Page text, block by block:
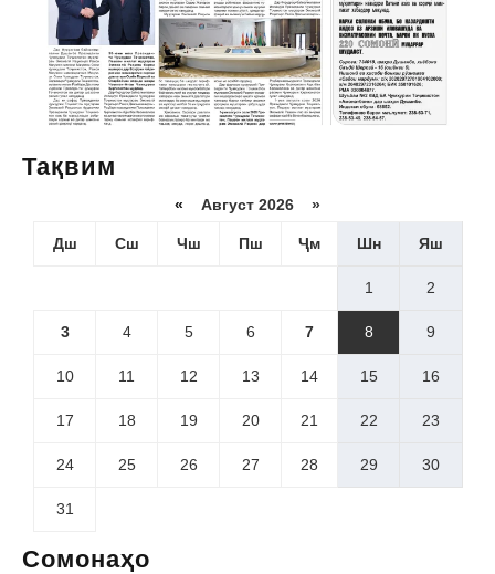
Тақвим
« Август 2026 »
Дш Сш Чш Пш Ҷм Шн Яш
1 2
3 4 5 6 7 8 9
10 11 12 13 14 15 16
17 18 19 20 21 22 23
24 25 26 27 28 29 30
31
Сомонаҳо